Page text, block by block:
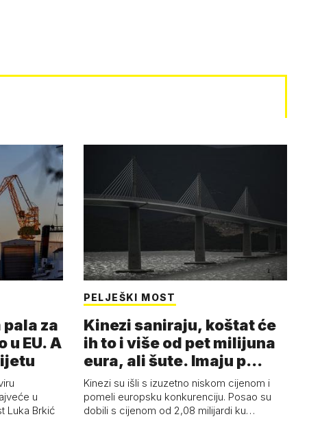
za
u EU. A
u
Luka Brkić
PELJEŠKI MOST
Kinezi saniraju, koštat će
ih to i više od pet milijuna
eura, ali šute. Imaju p…
Kinezi su išli s izuzetno niskom cijenom i
pomeli europsku konkurenciju. Posao su
dobili s cijenom od 2,08 milijardi ku…